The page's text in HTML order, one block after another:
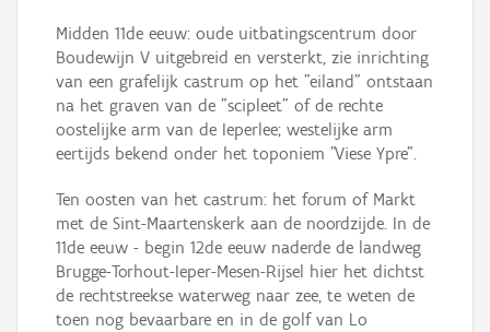
Midden 11de eeuw: oude uitbatingscentrum door
Boudewijn V uitgebreid en versterkt, zie inrichting
van een grafelijk castrum op het "eiland" ontstaan
na het graven van de "scipleet" of de rechte
oostelijke arm van de Ieperlee; westelijke arm
eertijds bekend onder het toponiem "Viese Ypre".
Ten oosten van het castrum: het forum of Markt
met de Sint-Maartenskerk aan de noordzijde. In de
11de eeuw - begin 12de eeuw naderde de landweg
Brugge-Torhout-Ieper-Mesen-Rijsel hier het dichtst
de rechtstreekse waterweg naar zee, te weten de
toen nog bevaarbare en in de golf van Lo